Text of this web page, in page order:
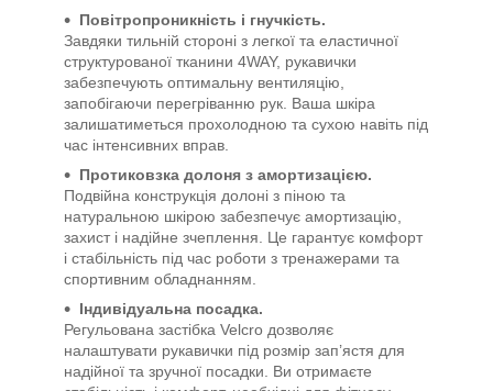
Повітропроникність і гнучкість.
Завдяки тильній стороні з легкої та еластичної
структурованої тканини 4WAY, рукавички
забезпечують оптимальну вентиляцію,
запобігаючи перегріванню рук. Ваша шкіра
залишатиметься прохолодною та сухою навіть під
час інтенсивних вправ.
Протиковзка долоня з амортизацією.
Подвійна конструкція долоні з піною та
натуральною шкірою забезпечує амортизацію,
захист і надійне зчеплення. Це гарантує комфорт
і стабільність під час роботи з тренажерами та
спортивним обладнанням.
Індивідуальна посадка.
Регульована застібка Velcro дозволяє
налаштувати рукавички під розмір зап’ястя для
надійної та зручної посадки. Ви отримаєте